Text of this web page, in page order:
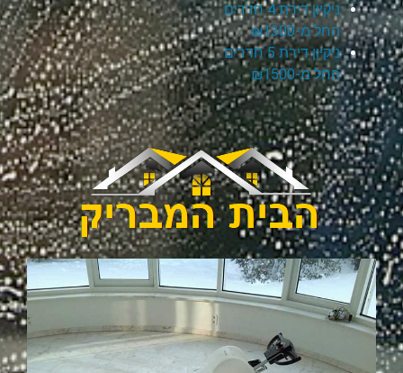
ניקיון דירת 4 חדרים
החל מ-₪1300
ניקיון דירת 5 חדרים
החל מ-₪1500